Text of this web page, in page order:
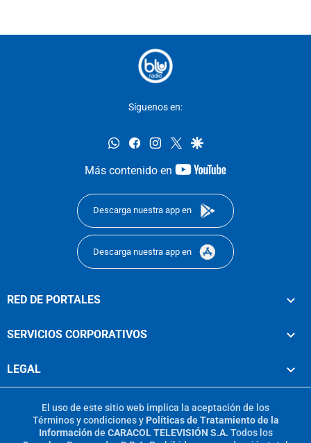
Síguenos en:
whatsappfacebookinstagram
twittergoogle
Más contenido en
youtube-
Descarga nuestra app en
Descarga nuestra app en
RED DE PORTALES
SERVICIOS CORPORATIVOS
LEGAL
El uso de este sitio web implica la aceptación de los
Términos y condicionesy Políticas de Tratamiento de la
Información de CARACOL TELEVISIÓN S.A. Todos los